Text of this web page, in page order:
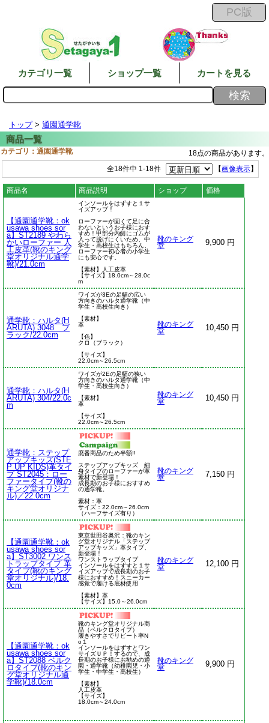
カテゴリ一覧 ショップ一覧 カートを見る
トップ> 通園通学靴
カテゴリ：通園通学靴 18点の商品があります。
全18件中 1-18件 【画像表示】
商品名 商品説明 ショップ 価格
【通園通学靴：ok
usawa shoes sor
a】ST2189 やわら
かいローファー 人
工皮革(靴のキング
堂オリジナル通学
靴)/21.0cm
インソールをはずすと１サ
イズアップ！
ローファーが固くて足に合
わないというお子様におす
すめ！甲部分内側にゴムが
入って脱げにくいため、中
学生・高校生はもちろん、
ローファー初心者の小学生
にも安心です。
【素材】人工皮革
【サイズ】18.0cm～28.0c
m
靴のキング
堂
9,900 円
通学靴：ハルタ(H
ARUTA) 3048 ブ
ラック/22.0cm
ワイズが3Eの足幅の広い
方向きのハルタ通学靴（中
学生・高校生向き）
【素材】
革
【色】
クロ（ブラック）
【サイズ】
22.0cm～26.5cm
靴のキング
堂
10,450 円
通学靴：ハルタ(H
ARUTA) 304/22.0c
m
ワイズが2Eの足幅の狭い
方向きのハルタ通学靴（中
学生・高校生向き）
【素材】
革
【サイズ】
22.0cm～26.5cm
靴のキング
堂
10,450 円
通学靴：ステップ
アップキッズ(STE
P UP KIDS)革タイ
プ ST2045：ロー
ファータイプ(靴の
キング堂オリジナ
ル)／22.0cm
廃番商品のため半額!!
ステップアップキッズ 細
身タイプのローファーが革
素材で新登場！
成長期のお子様におすすめ
の通学靴。
素材：革
サイズ：22.0cm～26.0cm
（ハーフサイズ有り）
靴のキング
堂
7,150 円
【通園通学靴：ok
usawa shoes sor
a】ST3002 ワンス
トラップタイプ 革
タイプ(靴のキング
堂オリジナル)/18.
0cm
東京世田谷奥沢：靴のキン
グ堂オリジナル「ステップ
アップキッズ」革タイプ、
新登場！
ワンストラップタイプ
インソールをはずすと１サ
イズアップで成長期のお子
様におすすめ！スニーカー
感覚で履ける底材使用
【素材】革
【サイズ】15.0～26.0cm
靴のキング
堂
12,100 円
【通園通学靴：ok
usawa shoes sor
a】ST2088 ベルク
ロタイプ(靴のキン
グ堂オリジナル通
学靴)/18.0cm
靴のキング堂オリジナル商
品（ベルクロタイプ）
履きやすさでリピート率N
o１
インソールをはずすとワン
サイズＵＰ！するので、成
長期のお子様にお勧めの通
園・通学靴（幼稚園児・小
学生・中学生・高校生）
【素材】
人工皮革
【サイズ】
18.0cm～24.0cm
靴のキング
堂
9,900 円